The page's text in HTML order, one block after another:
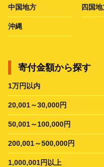
中国地方 四国
沖縄
寄付金額から探す
1万円以内
20,001～30,000円
50,001～100,000円
200,001～500,000円
1,000,001円以上